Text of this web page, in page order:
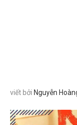
viết bởi Nguyễn